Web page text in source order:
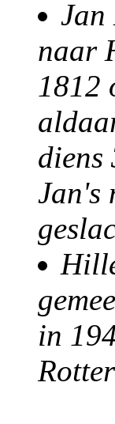
Jan
naar
1812
diens
Jan's
in